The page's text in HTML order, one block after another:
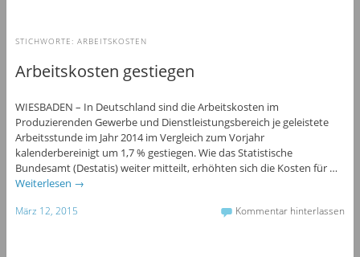
STICHWORTE: ARBEITSKOSTEN
Arbeitskosten gestiegen
WIESBADEN – In Deutschland sind die Arbeitskosten im
Produzierenden Gewerbe und Dienstleistungsbereich je geleistete
Arbeitsstunde im Jahr 2014 im Vergleich zum Vorjahr
kalenderbereinigt um 1,7 % gestiegen. Wie das Statistische
Bundesamt (Destatis) weiter mitteilt, erhöhten sich die Kosten für …
Weiterlesen →
März 12, 2015 Kommentar hinterlassen